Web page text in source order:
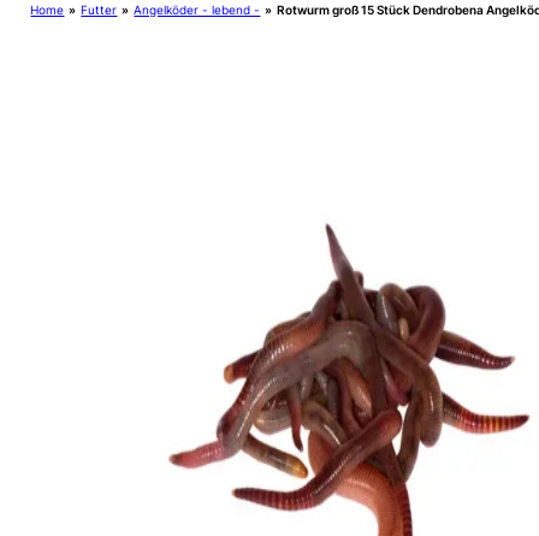
Home » Futter » Angelköder - lebend - » Rotwurm groß 15 Stück Dendrobena